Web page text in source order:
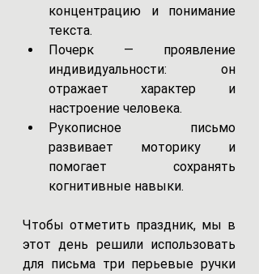
концентрацию и понимание
текста.
Почерк — проявление
индивидуальности: он
отражает характер и
настроение человека.
Рукописное письмо
развивает моторику и
помогает сохранять
когнитивные навыки.
Чтобы отметить праздник, мы в
этот день решили использовать
для письма три перьевые ручки